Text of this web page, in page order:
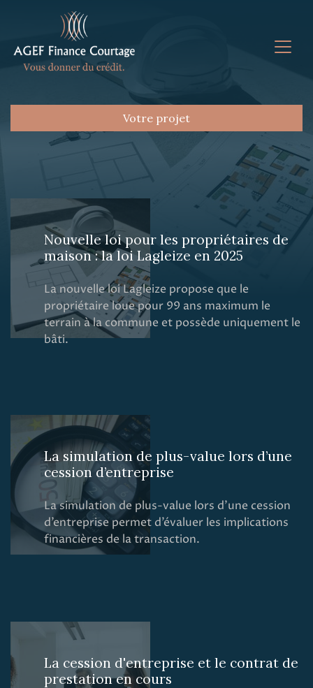
Votre projet
Nouvelle loi pour les propriétaires de
maison : la loi Lagleize en 2025
La nouvelle loi Lagleize propose que le
propriétaire loue pour 99 ans maximum le
terrain à la commune et possède uniquement le
bâti.
La simulation de plus-value lors d’une
cession d’entreprise
La simulation de plus-value lors d’une cession
d’entreprise permet d’évaluer les implications
financières de la transaction.
La cession d'entreprise et le contrat de
prestation en cours